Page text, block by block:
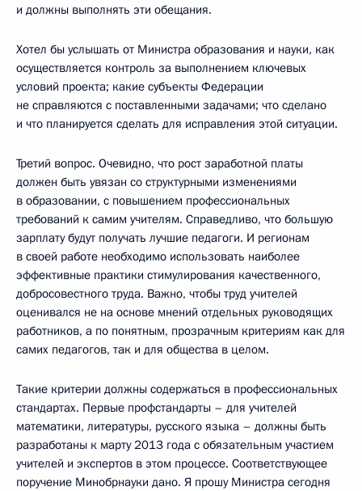
и должны выполнять эти обещания.
Хотел бы услышать от Министра образования и науки, как
осуществляется контроль за выполнением ключевых
условий проекта; какие субъекты Федерации
не справляются с поставленными задачами; что сделано
и что планируется сделать для исправления этой ситуации.
Третий вопрос. Очевидно, что рост заработной платы
должен быть увязан со структурными изменениями
в образовании, с повышением профессиональных
требований к самим учителям. Справедливо, что большую
зарплату будут получать лучшие педагоги. И регионам
в своей работе необходимо использовать наиболее
эффективные практики стимулирования качественного,
добросовестного труда. Важно, чтобы труд учителей
оценивался не на основе мнений отдельных руководящих
работников, а по понятным, прозрачным критериям как для
самих педагогов, так и для общества в целом.
Такие критерии должны содержаться в профессиональных
стандартах. Первые профстандарты – для учителей
математики, литературы, русского языка – должны быть
разработаны к марту 2013 года с обязательным участием
учителей и экспертов в этом процессе. Соответствующее
поручение Минобрнауки дано. Я прошу Министра сегодня